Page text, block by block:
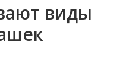
виды